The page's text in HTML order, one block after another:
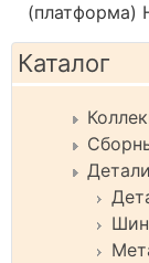
(платформа)
Каталог